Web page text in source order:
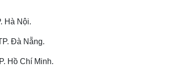
Hà Nội.
Đà Nẵng.
Hồ Chí Minh.